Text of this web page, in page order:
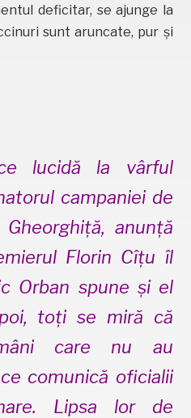
deficitar, se ajunge la
sunt aruncate, pur și
lucidă la vârful
campaniei de
anunță
Florin Cîțu îl
Orban spune și el
toți se miră că
care nu au
comunică oficialii
Lipsa lor de